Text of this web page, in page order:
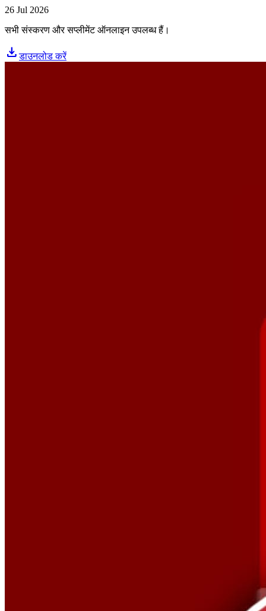
26 Jul 2026
सभी संस्करण और सप्लीमेंट ऑनलाइन उपलब्ध हैं।
downloadडाउनलोड करें